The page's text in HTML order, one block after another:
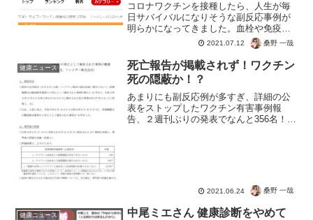
コロナワクチンを接種したら、人生が毎
日サバイバルになりそうな副反応事例が
明らかになってきました。血栓や免疫な
のでしょうか、日常生活そのものがリス
クになるということですね。おちおち肥
満にも便秘にもなれず、働くこともリス
ク行為になるとは・・・💉...
2021.07.12 桑野 一哉
健康ニュース
死亡報告が掲載されず！ワクチン
死の隠蔽か！？
あまりにも副反応例が多すぎ、詳細の公
表をストップしたワクチン有害事例報
告、２週刊ぶりの発表でなんと356名！で
2021.06.24 桑野 一哉
健康ニュース
中尾ミエさん 健康診断をやめて